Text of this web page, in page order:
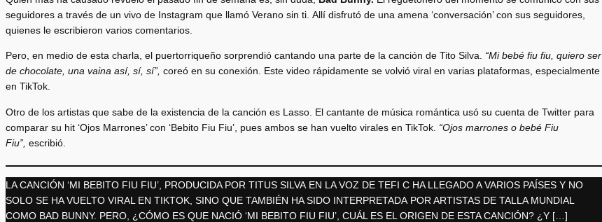
seguidores a través de un vivo de Instagram que llamó Verano sin ti. Allí disfrutó de una amena ‘conversación’ con sus seguidores,
quienes le escribieron varios comentarios.
Pero, en medio de esta charla, el puertorriqueño sorprendió cantando una parte de la canción de Tito Silva. “Mi bebé fiu fiu, quiero ser
de chocolate, una vaina así, sí, sí”, coreó en su conexión. Este video rápidamente se volvió viral en varias plataformas, especialmente
en TikTok.
Otro de los artistas que sabe de la existencia de la canción es Lasso. El cantante de música romántica usó su cuenta de Twitter para
comparar su hit ‘Ojos Marrones’ con ‘Bebito Fiu Fiu’, pues ambos se han vuelto virales en TikTok. “Ojos marrones o bebé Fiu
Fiu”, escribió.
LA CANCIÓN ‘MI BEBITO FIU FIU’, PRODUCIDA POR TITUS SILVA EN LA VOZ DE TEFI C HA LLEGADO A VARIOS PAÍSES Y NO
SOLO SE HA VUELTO VIRAL EN TIKTOK, SINO QUE TAMBIÉN HA SIDO INTERPRETADA POR ARTISTAS DE TALLA MUNDIAL
COMO BAD BUNNY. PERO, ¿CÓMO ES QUE NACIÓ ‘MI BEBITO FIU FIU’, CUÁL ES EL ORIGEN DE ESTA CANCIÓN? ¿Y […]